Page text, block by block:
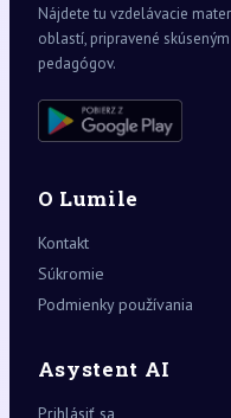
Nájdete tu vzdelávacie
oblastí, pripravené
pedagógov.
O Lumile
Kontakt
Súkromie
Podmienky používania
Asystent AI
Prihlásiť sa